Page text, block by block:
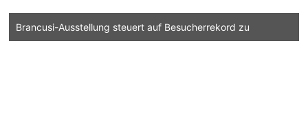
Brancusi-Ausstellung steuert auf Besucherrekord zu